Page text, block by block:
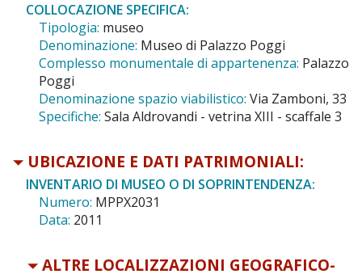
COLLOCAZIONE SPECIFICA:
Tipologia: museo
Denominazione: Museo di Palazzo Poggi
Complesso monumentale di appartenenza: Palazzo
Poggi
Denominazione spazio viabilistico: Via Zamboni, 33
Specifiche: Sala Aldrovandi - vetrina XIII - scaffale 3
UBICAZIONE E DATI PATRIMONIALI:
INVENTARIO DI MUSEO O DI SOPRINTENDENZA:
Numero: MPPX2031
Data: 2011
ALTRE LOCALIZZAZIONI GEOGRAFICO-